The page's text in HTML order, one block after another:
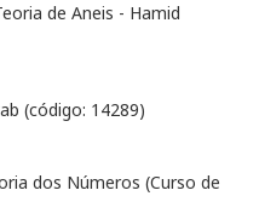
de Aneis - Hamid
(código: 14289)
dos Números (Curso de